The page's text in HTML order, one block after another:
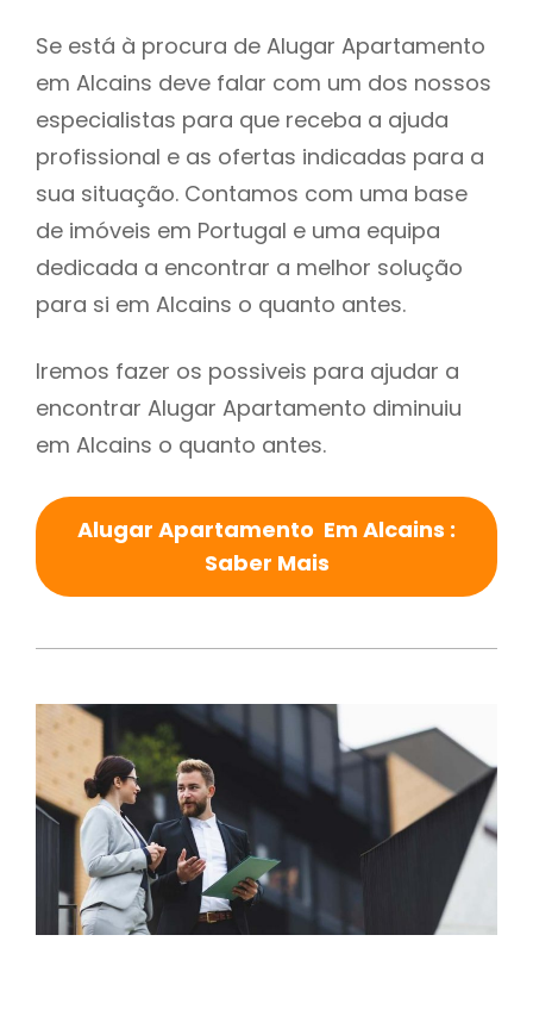
Se está à procura de Alugar Apartamento
em Alcains deve falar com um dos nossos
especialistas para que receba a ajuda
profissional e as ofertas indicadas para a
sua situação. Contamos com uma base
de imóveis em Portugal e uma equipa
dedicada a encontrar a melhor solução
para si em Alcains o quanto antes.
Iremos fazer os possiveis para ajudar a
encontrar Alugar Apartamento diminuiu
em Alcains o quanto antes.
Alugar Apartamento Em Alcains :
Saber Mais